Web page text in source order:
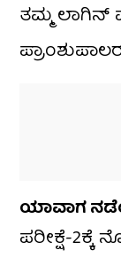
ತಮ್ಮ ಲಾಗಿನ್
ಯಾವಾಗ
ಪರೀಕ್ಷೆ-